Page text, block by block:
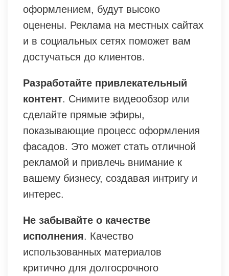
оформлением, будут высоко
оценены. Реклама на местных сайтах
и в социальных сетях поможет вам
достучаться до клиентов.
Разработайте привлекательный
контент. Снимите видеообзор или
сделайте прямые эфиры,
показывающие процесс оформления
фасадов. Это может стать отличной
рекламой и привлечь внимание к
вашему бизнесу, создавая интригу и
интерес.
Не забывайте о качестве
исполнения. Качество
использованных материалов
критично для долгосрочного